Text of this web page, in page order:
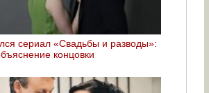
сериал «Свадьбы и разводы»:
концовки